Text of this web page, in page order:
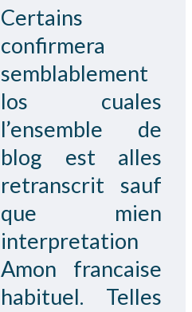
Certains
confirmera
semblablement
los cuales
l’ensemble de
blog est alles
retranscrit sauf
que mien
interpretation
Amon francaise
habituel. Telles